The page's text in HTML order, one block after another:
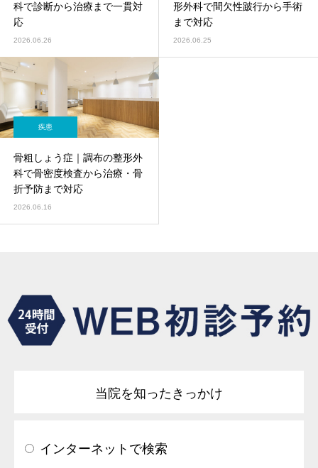
科で診断から治療まで一貫対
応
2026.06.26
形外科で間欠性跛行から手術
まで対応
2026.06.25
疾患
骨粗しょう症｜調布の整形外
科で骨密度検査から治療・骨
折予防まで対応
2026.06.16
当院を知ったきっかけ
インターネットで検索